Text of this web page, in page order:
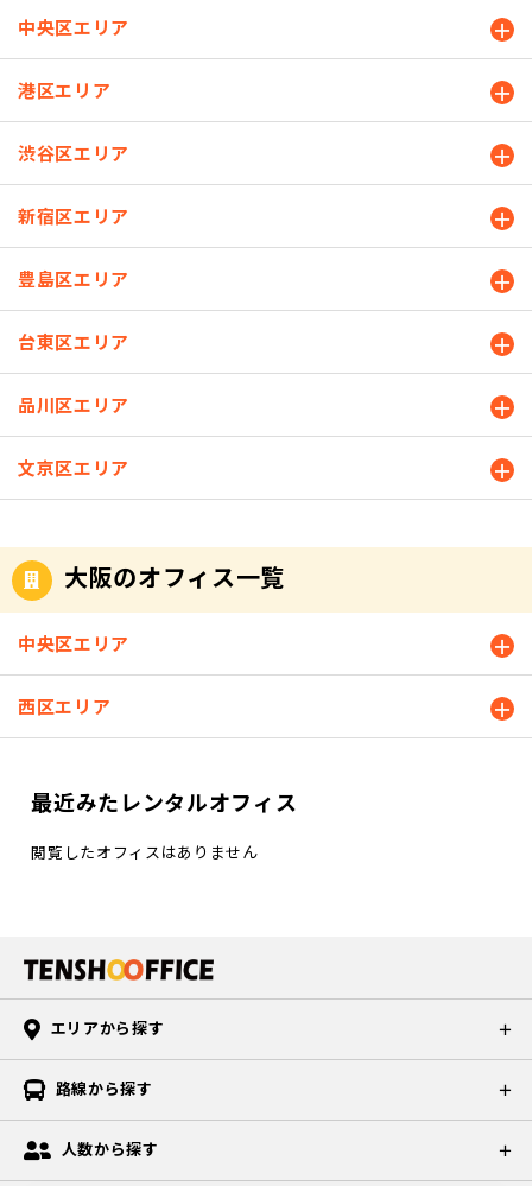
中央区エリア
港区エリア
渋谷区エリア
新宿区エリア
豊島区エリア
台東区エリア
品川区エリア
文京区エリア
大阪のオフィス一覧
中央区エリア
西区エリア
最近みたレンタルオフィス
閲覧したオフィスはありません
エリアから探す
路線から探す
人数から探す